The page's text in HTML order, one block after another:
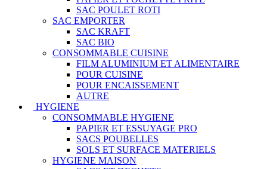
SAC POULET ROTI
SAC EMPORTER
SAC KRAFT
SAC BIO
CONSOMMABLE CUISINE
FILM ALUMINIUM ET ALIMENTAIRE
POUR CUISINE
POUR ENCAISSEMENT
AUTRE
HYGIENE
CONSOMMABLE HYGIENE
PAPIER ET ESSUYAGE PRO
SACS POUBELLES
SOLS ET SURFACE MATERIELS
HYGIENE MAISON